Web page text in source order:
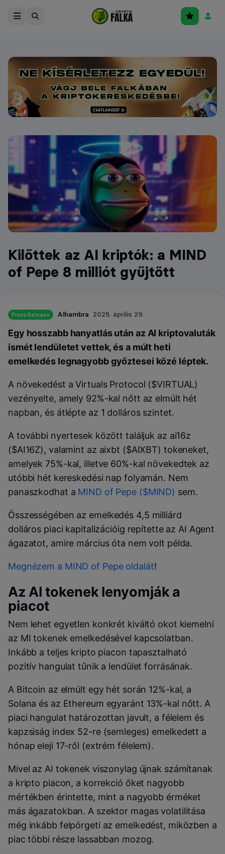
Kilőttek az AI kriptók: a MIND
of Pepe 8 milliót gyűjtött
Press Release Alhambra 2025. április 29.
Egy hosszabb hanyatlás után az AI kriptovaluták
ismét lendületet vettek, és a múlt heti
emelkedés legnagyobb győztesei közé léptek.
A növekedést a Virtuals Protocol ($VIRTUAL)
vezényelte, amely 92%-kal nőtt az elmúlt hét
napban, és átlépte az 1 dolláros szintet.
A további nyertesek között találjuk az ai16z
($AI16Z), valamint az aixbt ($AIXBT) tokeneket,
amelyek 75%-kal, illetve 60%-kal növekedtek az
utóbbi hét kereskedési nap folyamán. Nem
panaszkodhat a MIND of Pepe ($MIND) sem.
Összességében az emelkedés 4,5 milliárd
dolláros piaci kapitalizációig repítette az AI Agent
ágazatot, amire március óta nem volt példa.
Megnézem a MIND of Pepe oldalát!
Az AI tokenek lenyomják a
piacot
Nem lehet egyetlen konkrét kiváltó okot kiemelni
az MI tokenek emelkedésével kapcsolatban.
Inkább a teljes kripto piacon tapasztalható
pozitív hangulat tűnik a lendület forrásának.
A Bitcoin az elmúlt egy hét során 12%-kal, a
Solana és az Ethereum egyaránt 13%-kal nőtt. A
piaci hangulat határozottan javult, a félelem és
kapzsiság index 52-re (semleges) emelkedett a
hónap eleji 17-ről (extrém félelem).
Mivel az AI tokenek viszonylag újnak számítanak
a kripto piacon, a korrekció őket nagyobb
mértékben érintette, mint a nagyobb érméket
más ágazatokban. A szektor magas volatilitása
még inkább felpörgeti az emelkedést, miközben a
piac többi része lassabban mozog.